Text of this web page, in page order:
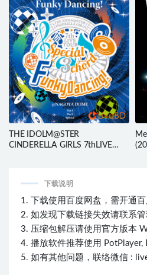
THE IDOLM@STER
CINDERELLA GIRLS 7thLIVE
下载说明
1. 下载使用百度网盘，需开通
2. 如发现下载链接失效请联系
3. 压缩包解压请使用官方版本
4. 播放软件推荐使用 PotPlayer,
5. 如有其他问题，联络微信 :